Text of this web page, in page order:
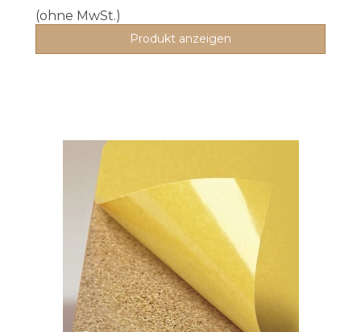
(ohne MwSt.)
Produkt anzeigen